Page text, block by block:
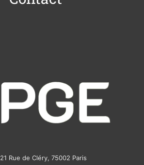
21 Rue de Cléry, 75002 Paris